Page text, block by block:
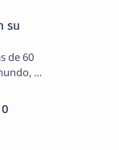
su
de 60
y